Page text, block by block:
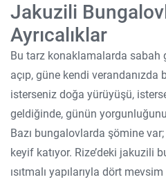
Jakuzili
Ayrıcalıklar
Bu tarz konaklamalarda sabah
açıp, güne kendi verandanızda
isterseniz doğa yürüyüşü,
geldiğinde, günün
Bazı bungalovlarda şömine
keyif katıyor. Rize’deki jakuzili
ısıtmalı yapılarıyla dört